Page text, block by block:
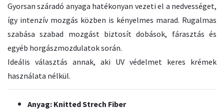
Gyorsan száradó anyaga hatékonyan vezeti el a nedvességet,
így intenzív mozgás közben is kényelmes marad. Rugalmas
szabása szabad mozgást biztosít dobások, fárasztás és
egyéb horgászmozdulatok során.
Ideális választás annak, aki UV védelmet keres krémek
használata nélkül.
Anyag: Knitted Strech Fiber